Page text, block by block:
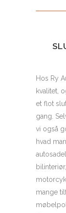
Hos Ry
kvalitet,
et flot
gang.
vi også
hvad
mange